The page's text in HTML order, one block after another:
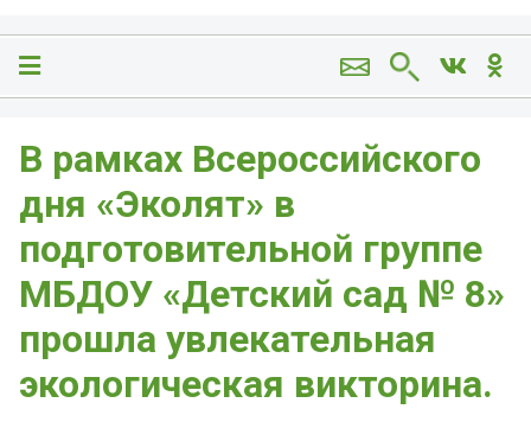
В рамках Всероссийского
дня «Эколят» в
подготовительной группе
МБДОУ «Детский сад № 8»
прошла увлекательная
экологическая викторина.